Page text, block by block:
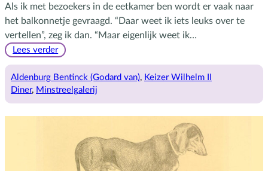
Als ik met bezoekers in de eetkamer ben wordt er vaak naar
het balkonnetje gevraagd. “Daar weet ik iets leuks over te
vertellen”, zeg ik dan. “Maar eigenlijk weet ik…
Lees verder:
balkonnetje:
anekdote
Aldenburg Bentinck (Godard van), Keizer Wilhelm II
Diner, Minstreelgalerij